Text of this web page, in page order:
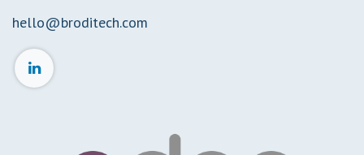
hello@broditech.com